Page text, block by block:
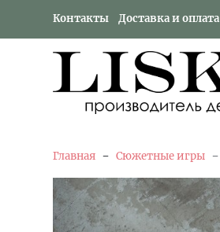
Контакты Доставка и оплата
Главная - Сюжетные игры -